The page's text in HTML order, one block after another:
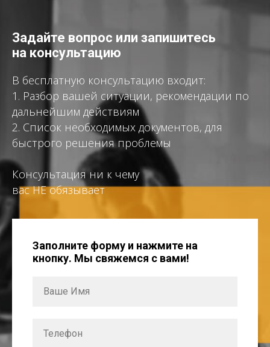
Задайте вопрос или запишитесь
на консультацию
В бесплатную консультацию входит:
1. Разбор вашей ситуации, рекомендации по
дальнейшим действиям
2. Список необходимых документов, для
быстрого решения проблемы
Консультация ни к чему
вас НЕ обязывает
Заполните форму и нажмите на
кнопку. Мы свяжемся с вами!
Ваше Имя
Телефон